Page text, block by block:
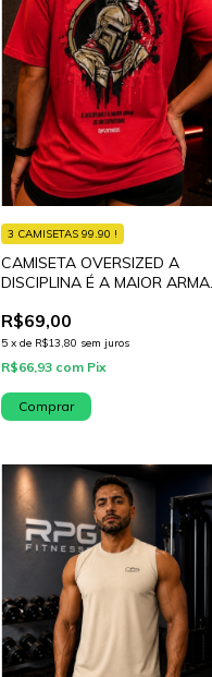
CAMISETA OVERSIZED A
DISCIPLINA É A MAIOR ARMA
R$69,00
5 xde R$13,80 sem juros
3 CAMISETAS 99.90 !
R$66,93 com Pix
Comprar